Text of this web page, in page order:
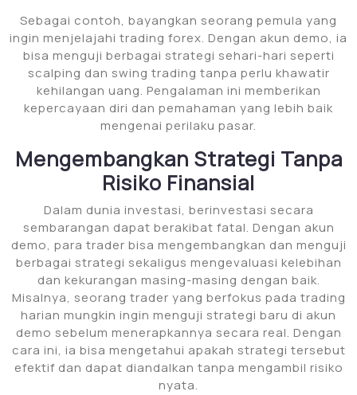
Sebagai contoh, bayangkan seorang pemula yang
ingin menjelajahi trading forex. Dengan akun demo, ia
bisa menguji berbagai strategi sehari-hari seperti
scalping dan swing trading tanpa perlu khawatir
kehilangan uang. Pengalaman ini memberikan
kepercayaan diri dan pemahaman yang lebih baik
mengenai perilaku pasar.
Mengembangkan Strategi Tanpa
Risiko Finansial
Dalam dunia investasi, berinvestasi secara
sembarangan dapat berakibat fatal. Dengan akun
demo, para trader bisa mengembangkan dan menguji
berbagai strategi sekaligus mengevaluasi kelebihan
dan kekurangan masing-masing dengan baik.
Misalnya, seorang trader yang berfokus pada trading
harian mungkin ingin menguji strategi baru di akun
demo sebelum menerapkannya secara real. Dengan
cara ini, ia bisa mengetahui apakah strategi tersebut
efektif dan dapat diandalkan tanpa mengambil risiko
nyata.